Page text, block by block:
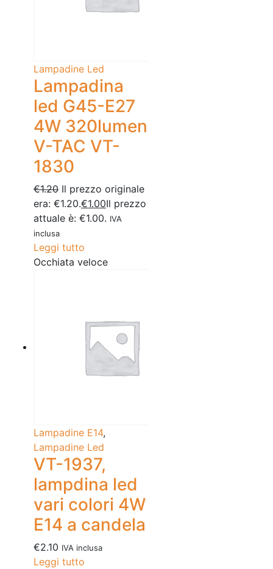
Lampadine Led
Lampadina
led G45-E27
4W 320lumen
V-TAC VT-
1830
€1.20 Il prezzo originale
era: €1.20.€1.00Il prezzo
attuale è: €1.00. IVA
inclusa
Leggi tutto
Occhiata veloce
Lampadine E14,
Lampadine Led
VT-1937,
lampdina led
vari colori 4W
E14 a candela
€2.10 IVA inclusa
Leggi tutto